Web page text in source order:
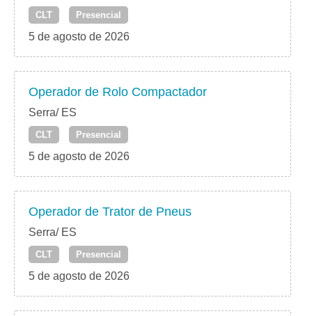
CLT Presencial
5 de agosto de 2026
Operador de Rolo Compactador
Serra/ ES
CLT Presencial
5 de agosto de 2026
Operador de Trator de Pneus
Serra/ ES
CLT Presencial
5 de agosto de 2026